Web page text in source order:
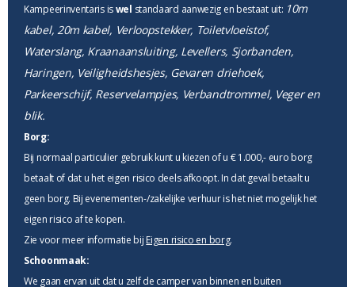
Kampeerinventaris iswel standaard aanwezig en bestaat uit: 10m
kabel, 20m kabel, Verloopstekker, Toiletvloeistof,
Waterslang, Kraanaansluiting, Levellers, Sjorbanden,
Haringen, Veiligheidshesjes, Gevaren driehoek,
Parkeerschijf, Reservelampjes, Verbandtrommel, Veger en
blik.
Borg:
Bij normaal particulier gebruik kunt u kiezen of u € 1.000,- euro borg
betaalt of dat u het eigen risico deels afkoopt. In dat geval betaalt u
geen borg. Bij evenementen-/zakelijke verhuur is het niet mogelijk het
eigen risico af te kopen.
Zie voor meer informatie bij Eigen risico en borg.
Schoonmaak:
We gaan ervan uit dat u zelf de camper van binnen en buiten